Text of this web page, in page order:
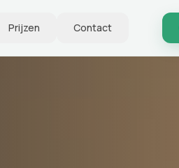
Prijzen Contact